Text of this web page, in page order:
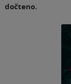
dočteno.